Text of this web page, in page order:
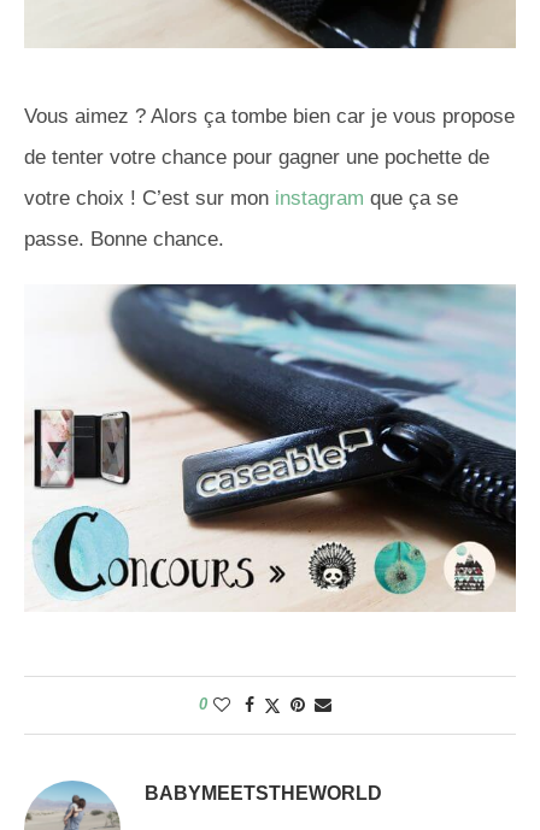
Vous aimez ? Alors ça tombe bien car je vous propose
de tenter votre chance pour gagner une pochette de
votre choix ! C’est sur mon instagram que ça se
passe. Bonne chance.
0
BABYMEETSTHEWORLD